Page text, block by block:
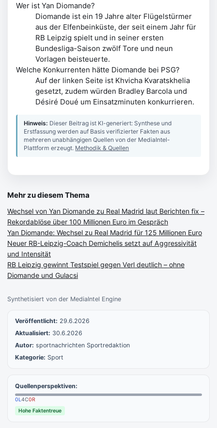
Synthetisiert von der MediaIntel Engine
Veröffentlicht: 29.6.2026
Aktualisiert: 30.6.2026
Autor: sportnachrichten Sportredaktion
Kategorie: Sport
Quellenperspektiven:
0L4C0R
Hohe Faktentreue
Wer ist Yan Diomande?
Diomande ist ein 19 Jahre alter Flügelstürmer
aus der Elfenbeinküste, der seit einem Jahr für
RB Leipzig spielt und in seiner ersten
Bundesliga-Saison zwölf Tore und neun
Vorlagen beisteuerte.
Welche Konkurrenten hätte Diomande bei PSG?
Auf der linken Seite ist Khvicha Kvaratskhelia
gesetzt, zudem würden Bradley Barcola und
Désiré Doué um Einsatzminuten konkurrieren.
Hinweis: Dieser Beitrag ist KI-generiert: Synthese und
Erstfassung werden auf Basis verifizierter Fakten aus
mehreren unabhängigen Quellen von der MediaIntel-
Plattform erzeugt. Methodik & Quellen
Mehr zu diesem Thema
Wechsel von Yan Diomande zu Real Madrid laut Berichten fix –
Rekordablöse über 100 Millionen Euro im Gespräch
Yan Diomande: Wechsel zu Real Madrid für 125 Millionen Euro
Neuer RB-Leipzig-Coach Demichelis setzt auf Aggressivität
und Intensität
RB Leipzig gewinnt Testspiel gegen Verl deutlich – ohne
Diomande und Gulacsi